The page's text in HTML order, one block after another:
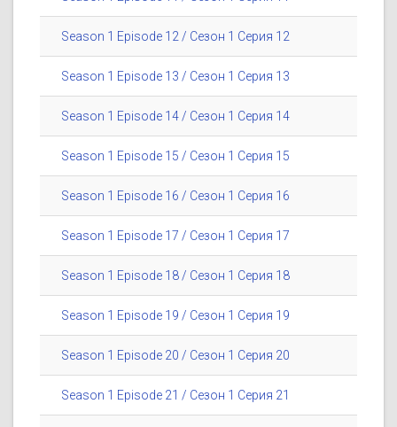
Season 1 Episode 12 / Сезон 1 Серия 12
Season 1 Episode 13 / Сезон 1 Серия 13
Season 1 Episode 14 / Сезон 1 Серия 14
Season 1 Episode 15 / Сезон 1 Серия 15
Season 1 Episode 16 / Сезон 1 Серия 16
Season 1 Episode 17 / Сезон 1 Серия 17
Season 1 Episode 18 / Сезон 1 Серия 18
Season 1 Episode 19 / Сезон 1 Серия 19
Season 1 Episode 20 / Сезон 1 Серия 20
Season 1 Episode 21 / Сезон 1 Серия 21